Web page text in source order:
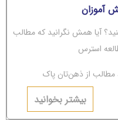
آموزان
آیا همش نگرانید که مطالب
استرس
مطالب از ذهن‌تان پاک
شما دچار
بیشتر بخوانید